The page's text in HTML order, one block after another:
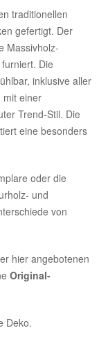
traditionellen
gefertigt. Der
Massivholz-
Die
inklusive aller
mit einer
Trend-Stil. Die
eine besonders
oder die
und
von
hier angebotenen
Original-
Deko.